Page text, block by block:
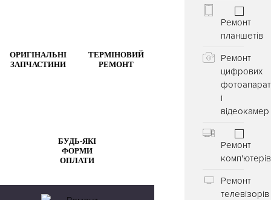
ОРИГІНАЛЬНІ
ЗАПЧАСТИНИ
ТЕРМІНОВИЙ
РЕМОНТ
БУДЬ-ЯКІ
ФОРМИ
ОПЛАТИ
Ремонт
планшетів
Ремонт
цифрових
і
відеокамер
Ремонт
комп'ютерів
Ремонт
телевізорів